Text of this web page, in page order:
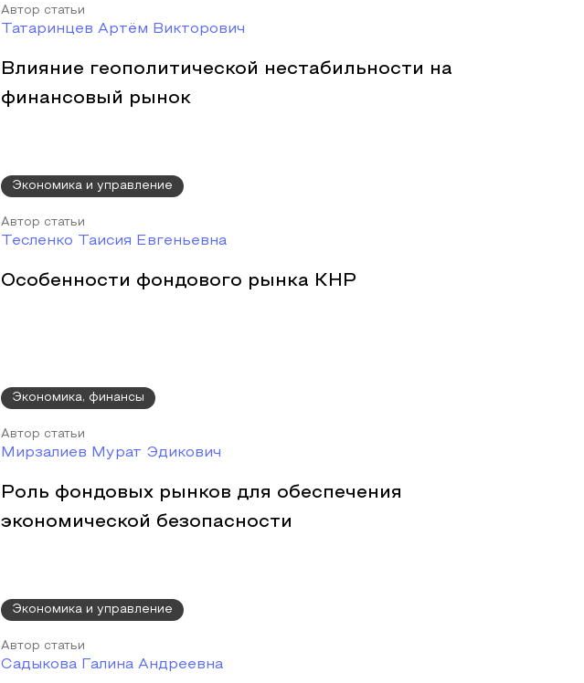
Автор статьи
Татаринцев Артём Викторович
Влияние геополитической нестабильности на
финансовый рынок
Экономика и управление
Автор статьи
Тесленко Таисия Евгеньевна
Особенности фондового рынка КНР
Экономика, финансы
Автор статьи
Мирзалиев Мурат Эдикович
Роль фондовых рынков для обеспечения
экономической безопасности
Экономика и управление
Автор статьи
Садыкова Галина Андреевна